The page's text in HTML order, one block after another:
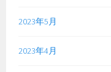
2023年5月
2023年4月